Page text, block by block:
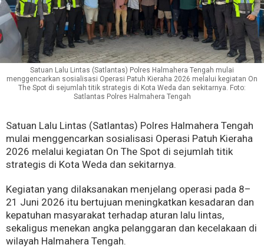
Satuan Lalu Lintas (Satlantas) Polres Halmahera Tengah mulai
menggencarkan sosialisasi Operasi Patuh Kieraha 2026 melalui kegiatan On
The Spot di sejumlah titik strategis di Kota Weda dan sekitarnya. Foto:
Satlantas Polres Halmahera Tengah
Satuan Lalu Lintas (Satlantas) Polres Halmahera Tengah
mulai menggencarkan sosialisasi Operasi Patuh Kieraha
2026 melalui kegiatan On The Spot di sejumlah titik
strategis di Kota Weda dan sekitarnya.
Kegiatan yang dilaksanakan menjelang operasi pada 8–
21 Juni 2026 itu bertujuan meningkatkan kesadaran dan
kepatuhan masyarakat terhadap aturan lalu lintas,
sekaligus menekan angka pelanggaran dan kecelakaan di
wilayah Halmahera Tengah.